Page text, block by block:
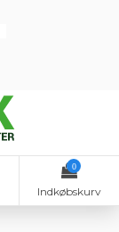
0
Indkøbskurv